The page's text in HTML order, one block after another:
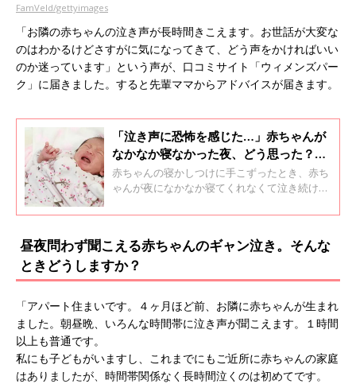
FamVeld/gettyimages
「お隣の赤ちゃんの泣き声が長時間きこえます。お世話が大変な
のはわかるけどさすがに気になってきて、どう声をかければいい
のか迷っています」という声が、口コミサイト「ウィメンズパー
ク」に届きました。すると先輩ママからアドバイスが届きます。
「泣き声に恐怖を感じた…」赤ちゃんが
なかなか寝なかった夜、どう思った？マ
マたちの声
赤ちゃんの寝かしつけに手こずったとき、赤ち
ゃんが夜になかなか寝てくれなくて泣き続けて
たくなった経験ありませんか？ひよこクラブに
で「もうギブアップ！」と言いたくなった、忘
れられない夜のエピソードをいくつか紹介しま
す。
昼夜問わず聞こえる赤ちゃんのギャン泣き。そんな
ときどうしますか？
「アパート住まいです。４ヶ月ほど前、お隣に赤ちゃんが生まれ
ました。朝昼晩、いろんな時間帯に泣き声が聞こえます。１時間
以上も普通です。
私にも子どもがいますし、これまでにもご近所に赤ちゃんの家庭
はありましたが、時間帯関係なく長時間泣くのは初めてです。